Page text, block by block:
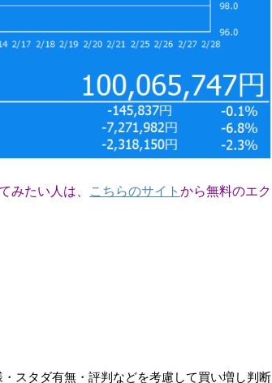
みたい人は、 こちらのサイト から無料のエク
スタダ有無・評判などを考慮して買い増し判断